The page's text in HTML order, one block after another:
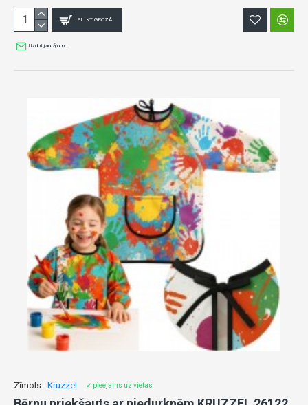
IELIKT GROZĀ
Uzdot jautājumu
Zīmols:: Kruzzel ✔ pieejams uz vietas